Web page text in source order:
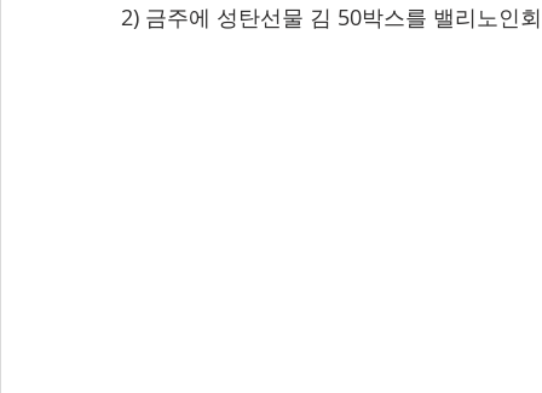
2) 금주에 성탄선물 김 50박스를 밸리노인